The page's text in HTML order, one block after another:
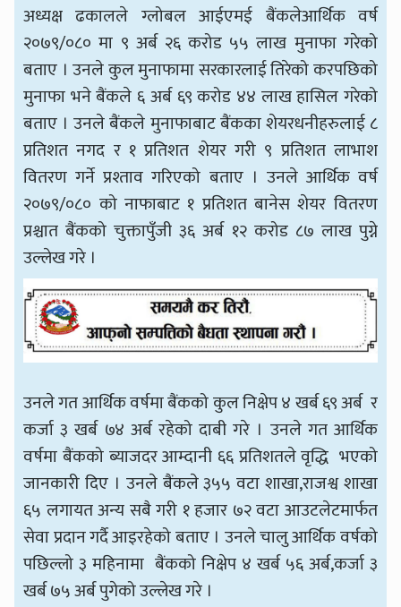
अध्यक्ष ढकालले ग्लोबल आईएमई बैंकलेआर्थिक वर्ष
२०७९/०८० मा ९ अर्ब २६ करोड ५५ लाख मुनाफा गरेको
बताए । उनले कुल मुनाफामा सरकारलाई तिरेको करपछिको
मुनाफा भने बैंकले ६ अर्ब ६९ करोड ४४ लाख हासिल गरेको
बताए । उनले बैंकले मुनाफाबाट बैंकका शेयरधनीहरुलाई ८
प्रतिशत नगद र १ प्रतिशत शेयर गरी ९ प्रतिशत लाभाश
वितरण गर्ने प्रश्ताव गरिएको बताए । उनले आर्थिक वर्ष
२०७९/०८० को नाफाबाट १ प्रतिशत बानेस शेयर वितरण
प्रश्चात बैंकको चुक्तापुँजी ३६ अर्ब १२ करोड ८७ लाख पुग्ने
उल्लेख गरे ।
उनले गत आर्थिक वर्षमा बैंकको कुल निक्षेप ४ खर्ब ६९ अर्ब र
कर्जा ३ खर्ब ७४ अर्ब रहेको दाबी गरे । उनले गत आर्थिक
वर्षमा बैंकको ब्याजदर आम्दानी ६६ प्रतिशतले वृद्धि भएको
जानकारी दिए । उनले बैंकले ३५५ वटा शाखा,राजश्व शाखा
६५ लगायत अन्य सबै गरी १ हजार ७२ वटा आउटलेटमार्फत
सेवा प्रदान गर्दै आइरहेको बताए । उनले चालु आर्थिक वर्षको
पछिल्लो ३ महिनामा बैंकको निक्षेप ४ खर्ब ५६ अर्ब,कर्जा ३
खर्ब ७५ अर्ब पुगेको उल्लेख गरे ।